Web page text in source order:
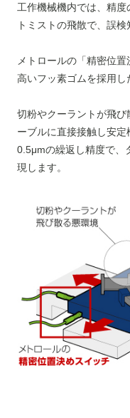
工作機械機内では、精
トミストの飛散で、誤検
メトロールの「精密位
高いフッ素ゴムを採用し
切粉やクーラントが飛
ーブルに直接接触し安定
0.5μmの繰返し精度で、
現します。